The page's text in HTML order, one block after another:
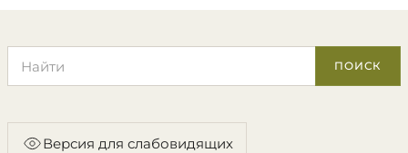
ПОИСК
Версия для слабовидящих